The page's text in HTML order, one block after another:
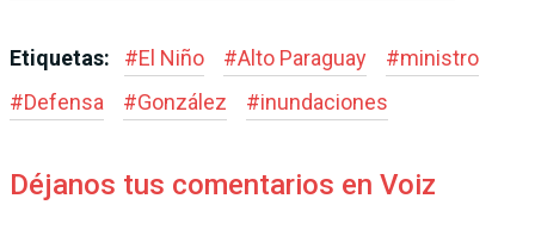
Etiquetas: #El Niño #Alto Paraguay #ministro
#Defensa #González #inundaciones
Déjanos tus comentarios en Voiz